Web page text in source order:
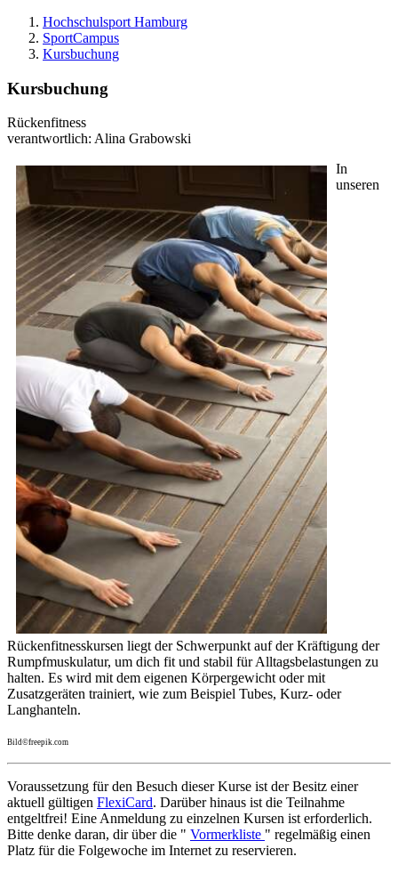
Hochschulsport Hamburg
SportCampus
Kursbuchung
Kursbuchung
Rückenfitness
verantwortlich: Alina Grabowski
In
unseren
Rückenfitnesskursen liegt der Schwerpunkt auf der Kräftigung der
Rumpfmuskulatur, um dich fit und stabil für Alltagsbelastungen zu
halten. Es wird mit dem eigenen Körpergewicht oder mit
Zusatzgeräten trainiert, wie zum Beispiel Tubes, Kurz- oder
Langhanteln.
Bild©freepik.com
Voraussetzung für den Besuch dieser Kurse ist der Besitz einer
aktuell gültigen FlexiCard. Darüber hinaus ist die Teilnahme
entgeltfrei! Eine Anmeldung zu einzelnen Kursen ist erforderlich.
Bitte denke daran, dir über die " Vormerkliste " regelmäßig einen
Platz für die Folgewoche im Internet zu reservieren.